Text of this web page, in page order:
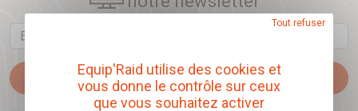
Email
Je m'abonne
Equip'Raid utilise des cookies et
vous donne le contrôle sur ceux
que vous souhaitez activer
Tout refuser